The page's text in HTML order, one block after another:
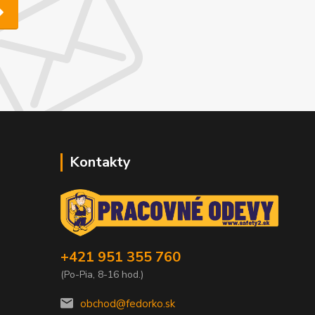
Kontakty
+421 951 355 760
(Po-Pia, 8-16 hod.)
obchod@fedorko.sk